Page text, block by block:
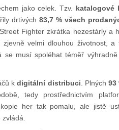
jako celek. Tzv. katalogové
drtivých83,7 % všech
Fighter zkrátka nezestárly a
velmi dlouhou životnost,
se musí spoléhat téměř
kdigitální distribuci. Plných93
tedy prostřednictvím
her tak pomalu, ale jistě
zvládá.